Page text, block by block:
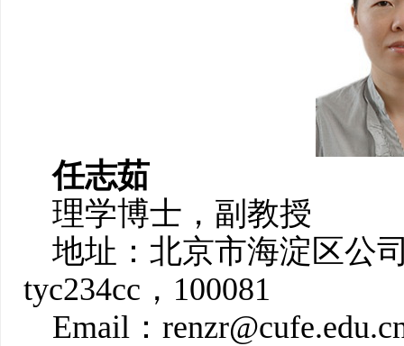
任志茹
理学博士，副教授
地址：北京市海淀区公
tyc234cc，100081
Email：